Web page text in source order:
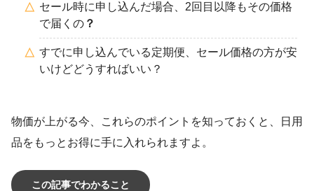
セール時に申し込んだ場合、2回目以降もその価格
で届くの ？
すでに申し込んでいる定期便、セール価格の方が安
いけどどうすればいい？
物価が上がる今、これらのポイントを知っておくと、日用
品をもっとお得に手に入れられますよ。
この記事でわかること